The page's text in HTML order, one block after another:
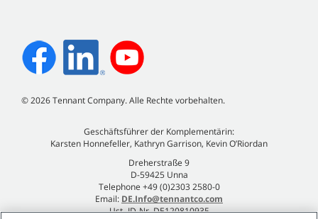
©2026Tennant Company. Alle Rechte vorbehalten.
Geschäftsführer der Komplementärin:
Karsten Honnefeller, Kathryn Garrison, Kevin O’Riordan
Dreherstraße 9
D-59425 Unna
Telephone +49 (0)2303 2580-0
Email: DE.Info@tennantco.com
Ust.-ID-Nr. DE120810935